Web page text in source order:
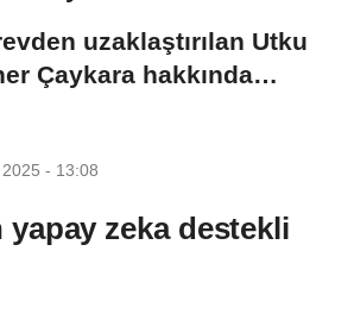
uzaklaştırılan Utku
Çaykara hakkında
- 13:08
yapay zeka destekli